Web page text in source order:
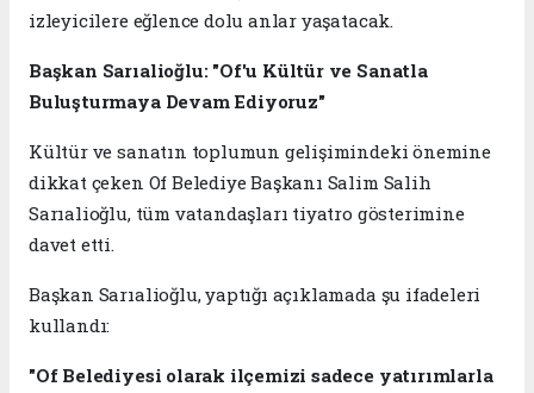
izleyicilere eğlence dolu anlar yaşatacak.
Başkan Sarıalioğlu: "Of'u Kültür ve Sanatla
Buluşturmaya Devam Ediyoruz"
Kültür ve sanatın toplumun gelişimindeki önemine
dikkat çeken Of Belediye Başkanı Salim Salih
Sarıalioğlu, tüm vatandaşları tiyatro gösterimine
davet etti.
Başkan Sarıalioğlu, yaptığı açıklamada şu ifadeleri
kullandı:
"Of Belediyesi olarak ilçemizi sadece yatırımlarla